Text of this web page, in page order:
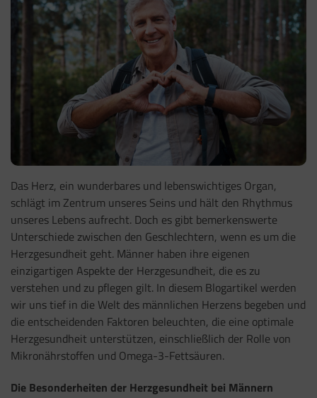
Das Herz, ein wunderbares und lebenswichtiges Organ,
schlägt im Zentrum unseres Seins und hält den Rhythmus
unseres Lebens aufrecht. Doch es gibt bemerkenswerte
Unterschiede zwischen den Geschlechtern, wenn es um die
Herzgesundheit geht. Männer haben ihre eigenen
einzigartigen Aspekte der Herzgesundheit, die es zu
verstehen und zu pflegen gilt. In diesem Blogartikel werden
wir uns tief in die Welt des männlichen Herzens begeben und
die entscheidenden Faktoren beleuchten, die eine optimale
Herzgesundheit unterstützen, einschließlich der Rolle von
Mikronährstoffen und Omega-3-Fettsäuren.
Die Besonderheiten der Herzgesundheit bei Männern